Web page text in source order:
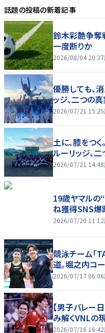
話題の投稿の新着記事
鈴木彩艶争奪
一度断りか
2026/08/04 20:37
優勝しても、
ッジ、二つの真
2026/07/21 15:25
土に、膝をつ
ルーリッジ、二
2026/07/21 14:48
19歳ヤマルの
ね獲得SNS爆
2026/07/20 11:12
競泳チーム「
道。堀之内コ
2026/07/17 06:06
【男子バレー
み解くVNLの
2026/07/16 16:42